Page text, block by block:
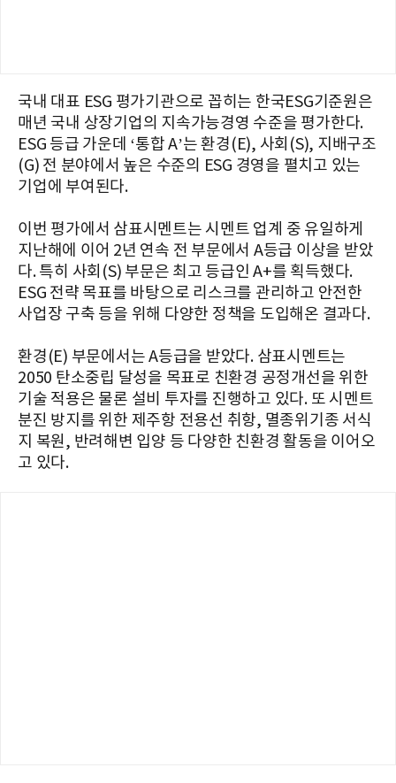
국내 대표 ESG 평가기관으로 꼽히는 한국ESG기준원은
매년 국내 상장기업의 지속가능경영 수준을 평가한다.
ESG 등급 가운데 ‘통합 A’는 환경(E), 사회(S), 지배구조
(G) 전 분야에서 높은 수준의 ESG 경영을 펼치고 있는
기업에 부여된다.
이번 평가에서 삼표시멘트는 시멘트 업계 중 유일하게
지난해에 이어 2년 연속 전 부문에서 A등급 이상을 받았
다. 특히 사회(S) 부문은 최고 등급인 A+를 획득했다.
ESG 전략 목표를 바탕으로 리스크를 관리하고 안전한
사업장 구축 등을 위해 다양한 정책을 도입해온 결과다.
환경(E) 부문에서는 A등급을 받았다. 삼표시멘트는
2050 탄소중립 달성을 목표로 친환경 공정개선을 위한
기술 적용은 물론 설비 투자를 진행하고 있다. 또 시멘트
분진 방지를 위한 제주항 전용선 취항, 멸종위기종 서식
지 복원, 반려해변 입양 등 다양한 친환경 활동을 이어오
고 있다.